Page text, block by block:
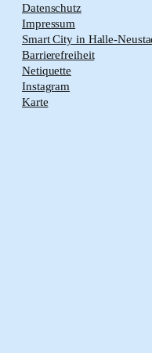
Datenschutz
Impressum
Smart City in Halle-
Barrierefreiheit
Netiquette
Instagram
Karte